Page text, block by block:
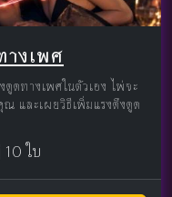
างเพศ
ดทางเพศในตัวเอง ไพ่จะ
และเผยวิธีเพิ่มแรงดึงดูด
ใบ